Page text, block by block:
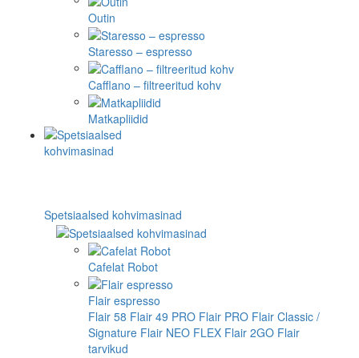
Outin
Staresso – espresso
Cafflano – filtreeritud kohv
Matkapliidid
Spetsiaalsed kohvimasinad
Cafelat Robot
Flair espresso
Flair 58 Flair 49 PRO Flair PRO Flair Classic /
Signature Flair NEO FLEX Flair 2GO Flair
tarvikud